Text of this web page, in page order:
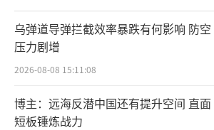
乌弹道导弹拦截效率暴跌有何影响 防空
压力剧增
2026-08-08 15:11:08
博主：远海反潜中国还有提升空间 直面
短板锤炼战力